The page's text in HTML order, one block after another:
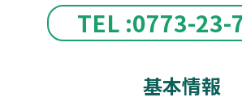
TEL :0773-23-
基本情報